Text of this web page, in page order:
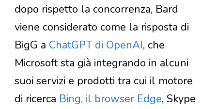
dopo rispetto la concorrenza, Bard
viene considerato come la risposta di
BigG a ChatGPT di OpenAI, che
Microsoft sta già integrando in alcuni
suoi servizi e prodotti tra cui il motore
di ricerca Bing, il browser Edge, Skype